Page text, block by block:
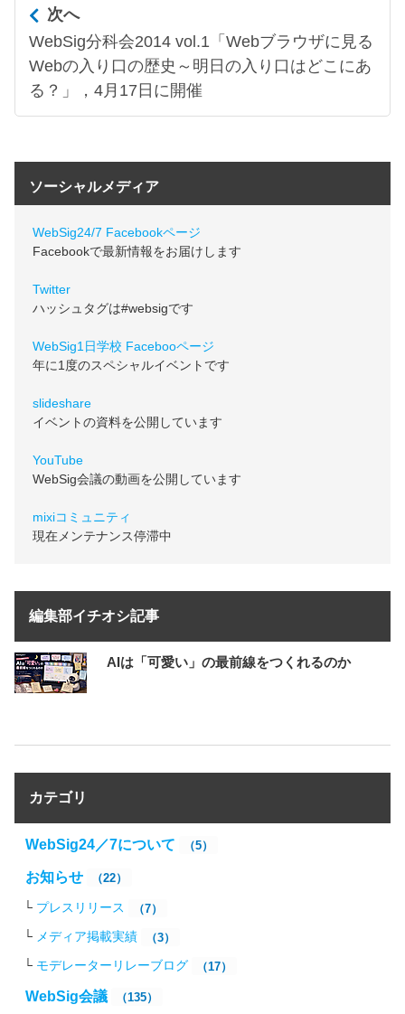
次へ
WebSig分科会2014 vol.1「Webブラウザに見る
Webの入り口の歴史～明日の入り口はどこにあ
る？」，4月17日に開催
ソーシャルメディア
WebSig24/7 Facebookページ
Facebookで最新情報をお届けします
Twitter
ハッシュタグは#websigです
WebSig1日学校 Facebooページ
年に1度のスペシャルイベントです
slideshare
イベントの資料を公開しています
YouTube
WebSig会議の動画を公開しています
mixiコミュニティ
現在メンテナンス停滞中
編集部イチオシ記事
AIは「可愛い」の最前線をつくれるのか
カテゴリ
WebSig24／7について （5）
お知らせ （22）
プレスリリース （7）
メディア掲載実績 （3）
モデレーターリレーブログ （17）
WebSig会議 （135）